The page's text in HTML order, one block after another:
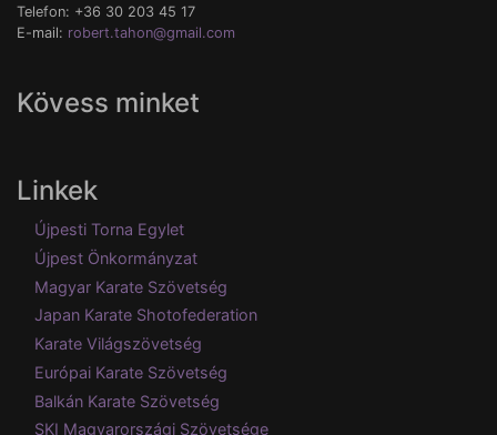
Telefon: +36 30 203 45 17
E-mail: robert.tahon@gmail.com
Kövess minket
Linkek
Újpesti Torna Egylet
Újpest Önkormányzat
Magyar Karate Szövetség
Japan Karate Shotofederation
Karate Világszövetség
Európai Karate Szövetség
Balkán Karate Szövetség
SKI Magyarországi Szövetsége